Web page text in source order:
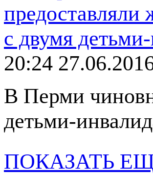
20:24
В Перми
детьми-
ПОКАЗАТЬ